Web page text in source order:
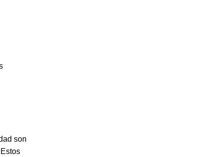
son